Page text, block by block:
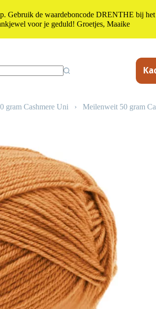
gram Cashmere Uni › Meilenweit 50 gram
de waardeboncode DRENTHE bij het
voor je geduld! Groetjes, Maaike